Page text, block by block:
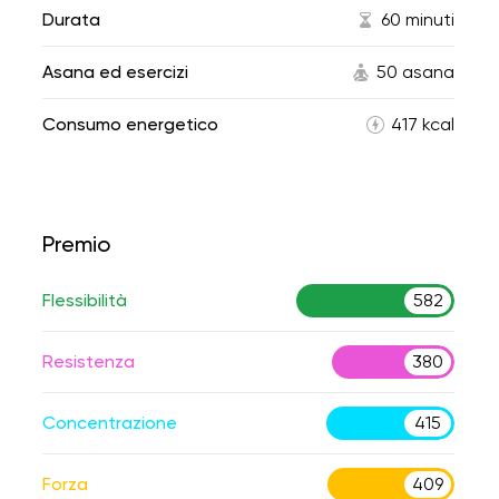
Durata 60 minuti
Asana ed esercizi 50 asana
Consumo energetico 417 kcal
Premio
Flessibilità 582
Resistenza 380
Concentrazione 415
Forza 409